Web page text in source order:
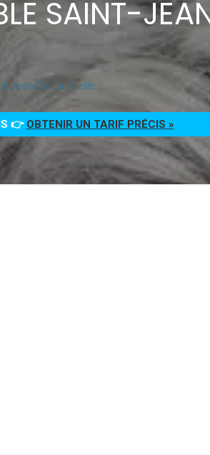
SAINT-
Jean-De-La-Ruelle
👉 OBTENIR UN TARIF PRÉCIS »